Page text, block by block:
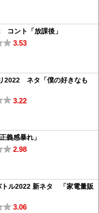
ント「放課後」
3.53
2022 ネタ「僕の好きなも
3.22
感暴れ」
2.98
ル2022 新ネタ 「家電量販
3.06